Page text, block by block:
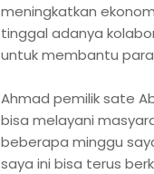
meningkatkan
tinggal adanya
untuk membantu
Ahmad pemilik sate
bisa melayani
beberapa minggu
saya ini bisa terus